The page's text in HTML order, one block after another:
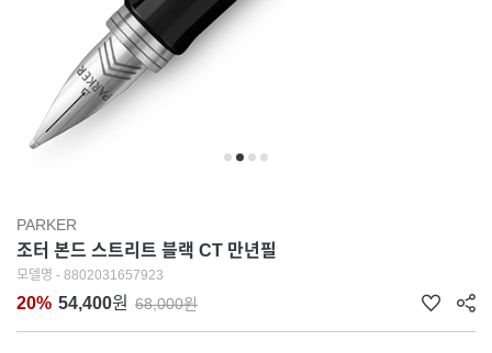
PARKER
조터 본드 스트리트 블랙 CT 만년필
모델명 - 8802031657923
20% 54,400원 68,000원